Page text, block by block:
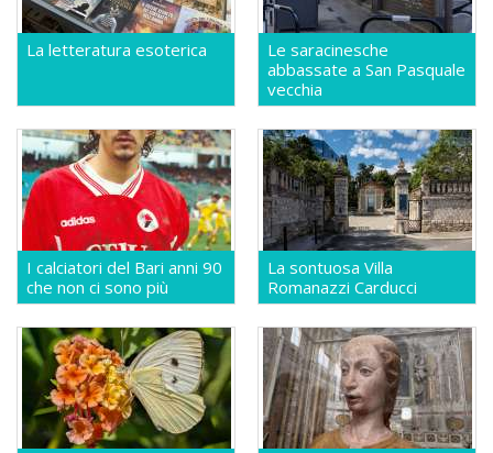
La letteratura esoterica
Le saracinesche
abbassate a San Pasquale
vecchia
I calciatori del Bari anni 90
che non ci sono più
La sontuosa Villa
Romanazzi Carducci